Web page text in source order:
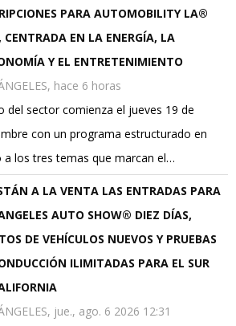
PARA AUTOMOBILITY LA®
CENTRADA EN LA ENERGÍA, LA
Y EL ENTRETENIMIENTO
hace 6 horas
del sector comienza el jueves 19 de
con un programa estructurado en
a los tres temas que marcan el…
A LA VENTA LAS ENTRADAS PARA
AUTO SHOW® DIEZ DÍAS,
DE VEHÍCULOS NUEVOS Y PRUEBAS
ILIMITADAS PARA EL SUR
jue., ago. 6 2026 12:31